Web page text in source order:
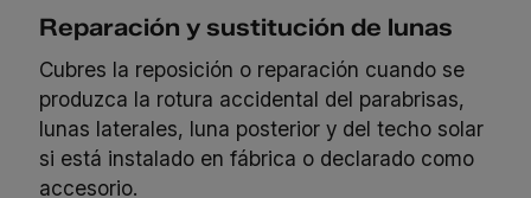
Reparación y sustitución de lunas
Cubres la reposición o reparación cuando se
produzca la rotura accidental del parabrisas,
lunas laterales, luna posterior y del techo solar
si está instalado en fábrica o declarado como
accesorio.